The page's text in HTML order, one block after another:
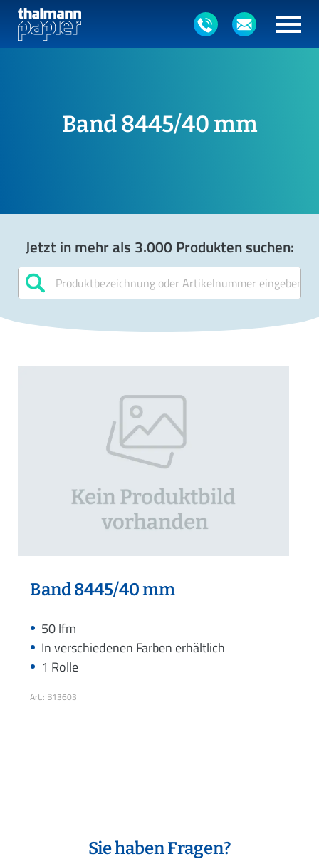
Band 8445/40 mm
Jetzt in mehr als 3.000 Produkten suchen:
Band 8445/40 mm
50 lfm
In verschiedenen Farben erhältlich
1 Rolle
Art.: B13603
Sie haben Fragen?